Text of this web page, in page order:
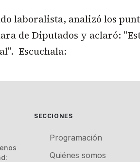
laboralista, analizó los
de Diputados y aclaró:
Escuchala:
SECCIONES
Programación
Quiénes somos